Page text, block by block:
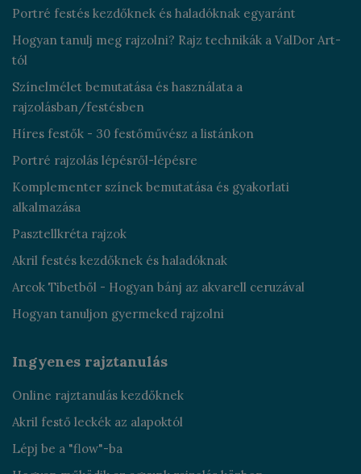
Portré festés kezdőknek és haladóknak egyaránt
Hogyan tanulj meg rajzolni? Rajz technikák a ValDor Art-
tól
Színelmélet bemutatása és használata a
rajzolásban/festésben
Híres festők - 30 festőművész a listánkon
Portré rajzolás lépésről-lépésre
Komplementer színek bemutatása és gyakorlati
alkalmazása
Pasztellkréta rajzok
Akril festés kezdőknek és haladóknak
Arcok Tibetből - Hogyan bánj az akvarell ceruzával
Hogyan tanuljon gyermeked rajzolni
Ingyenes rajztanulás
Online rajztanulás kezdőknek
Akril festő leckék az alapoktól
Lépj be a "flow"-ba